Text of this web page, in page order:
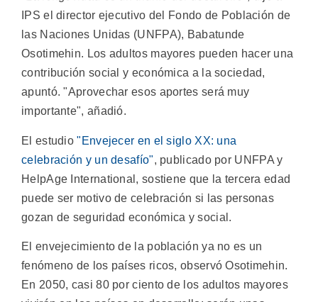
IPS el director ejecutivo del Fondo de Población de
las Naciones Unidas (UNFPA), Babatunde
Osotimehin. Los adultos mayores pueden hacer una
contribución social y económica a la sociedad,
apuntó. "Aprovechar esos aportes será muy
importante", añadió.
El estudio"Envejecer en el siglo XX: una
celebración y un desafío", publicado por UNFPA y
HelpAge International, sostiene que la tercera edad
puede ser motivo de celebración si las personas
gozan de seguridad económica y social.
El envejecimiento de la población ya no es un
fenómeno de los países ricos, observó Osotimehin.
En 2050, casi 80 por ciento de los adultos mayores